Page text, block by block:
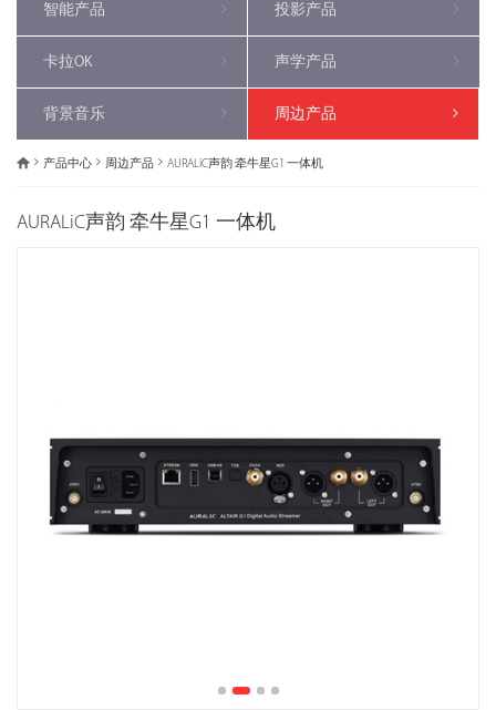
智能产品 投影产品
卡拉OK 声学产品
背景音乐 周边产品
产品中心 周边产品 AURALiC声韵 牵牛星G1 一体机
AURALiC声韵 牵牛星G1 一体机